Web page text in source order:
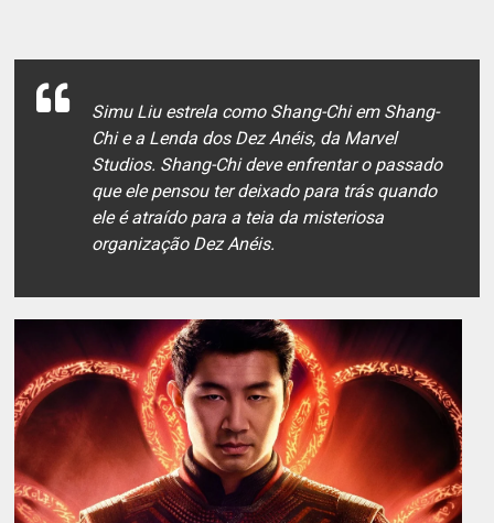
Simu Liu estrela como Shang-Chi em Shang-
Chi e a Lenda dos Dez Anéis, da Marvel
Studios. Shang-Chi deve enfrentar o passado
que ele pensou ter deixado para trás quando
ele é atraído para a teia da misteriosa
organização Dez Anéis.